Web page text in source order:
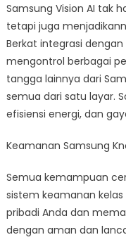
Samsung Vision AI tak
tetapi juga
Berkat integrasi
mengontrol berbagai
tangga lainnya dari
semua dari satu layar.
efisiensi energi, dan
Keamanan Samsung
Semua kemampuan
sistem keamanan
pribadi Anda dan
dengan aman dan